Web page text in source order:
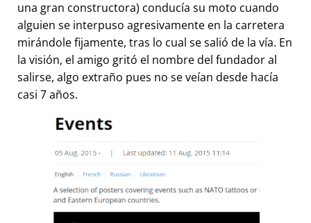
una gran constructora) conducía su moto cuando
alguien se interpuso agresivamente en la carretera
mirándole fijamente, tras lo cual se salió de la vía. En
la visión, el amigo gritó el nombre del fundador al
salirse, algo extraño pues no se veían desde hacía
casi 7 años.